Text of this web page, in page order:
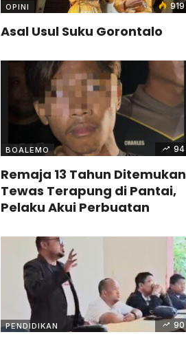
OPINI 919
Asal Usul Suku Gorontalo
BOALEMO 94
Remaja 13 Tahun Ditemukan
Tewas Terapung di Pantai,
Pelaku Akui Perbuatan
PENDIDIKAN 90